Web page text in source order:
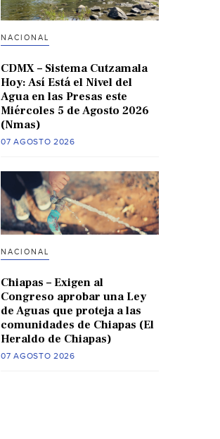
NACIONAL
CDMX – Sistema Cutzamala
Hoy: Así Está el Nivel del
Agua en las Presas este
Miércoles 5 de Agosto 2026
(Nmas)
07 AGOSTO 2026
NACIONAL
Chiapas – Exigen al
Congreso aprobar una Ley
de Aguas que proteja a las
comunidades de Chiapas (El
Heraldo de Chiapas)
07 AGOSTO 2026